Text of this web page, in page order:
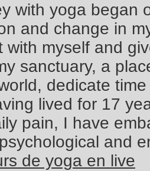
with yoga began
and change in
with myself and
sanctuary, a
dedicate
lived for 17
pain, I have
and
de yoga en live